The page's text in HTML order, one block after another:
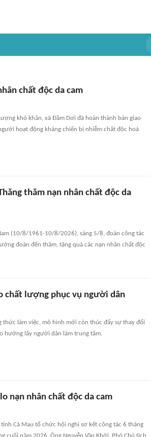
chất độc da cam
khó khăn, xã Đầm Dơi đã hoàn thành bàn giao
hoạt động kháng chiến bị nhiễm chất độc hoá
thăm nạn nhân chất độc da
(10/8/1961-10/8/2026), sáng 5/8, đoàn công tác
đoàn đến thăm, tặng quà các nạn nhân chất độc
chất lượng phục vụ người dân
làm việc, mô hình mới còn thúc đẩy sự thay đổi
hướng lấy người dân làm trung tâm.
nạn nhân chất độc da cam
Cà Mau tổ chức hội nghị sơ kết công tác 6 tháng